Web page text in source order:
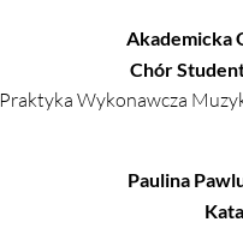
Akademicka
Chór
Praktyka Wykonawcza
Paulina